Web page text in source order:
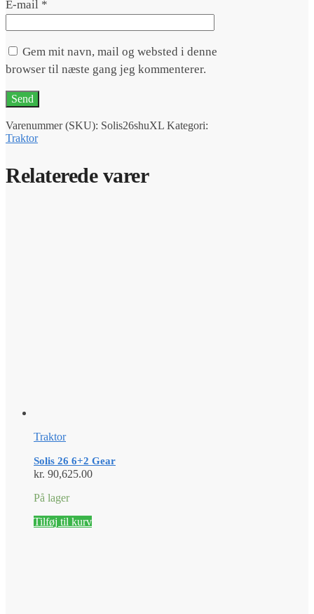
E-mail *
Gem mit navn, mail og websted i denne
browser til næste gang jeg kommenterer.
Varenummer (SKU): Solis26shuXL Kategori:
Traktor
Relaterede varer
Traktor
Solis 26 6+2 Gear
kr. 90,625.00
På lager
Tilføj til kurv